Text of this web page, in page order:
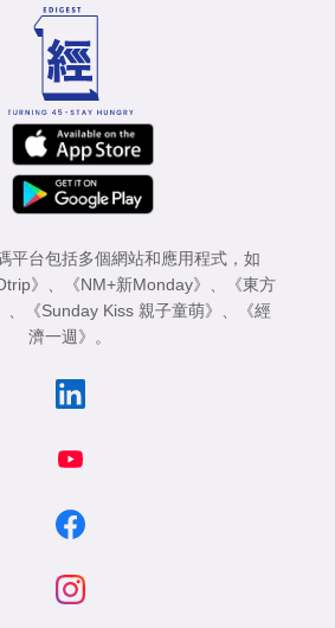
平台包括多個網站和應用程式，如
》 、 《NM+新Monday》 、
《東方
、 《Sunday Kiss 親子童萌》 、
《經
濟一週》 。